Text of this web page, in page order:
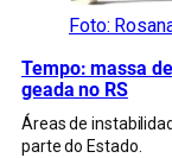
Foto:
Tempo: massa
geada no RS
Áreas de
parte do Estado.